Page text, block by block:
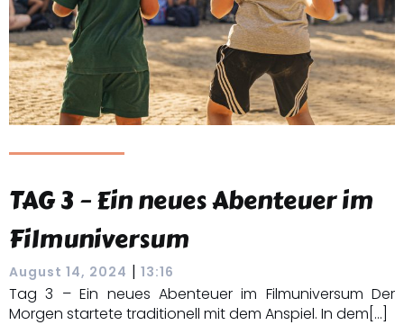
TAG 3 – Ein neues Abenteuer im
Filmuniversum
August 14, 2024 | 13:16
Tag 3 – Ein neues Abenteuer im Filmuniversum Der
Morgen startete traditionell mit dem Anspiel. In dem[…]